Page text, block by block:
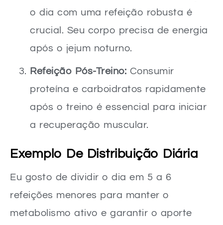
o dia com uma refeição robusta é
crucial. Seu corpo precisa de energia
após o jejum noturno.
Refeição Pós-Treino: Consumir
proteína e carboidratos rapidamente
após o treino é essencial para iniciar
a recuperação muscular.
Exemplo De Distribuição Diária
Eu gosto de dividir o dia em 5 a 6
refeições menores para manter o
metabolismo ativo e garantir o aporte